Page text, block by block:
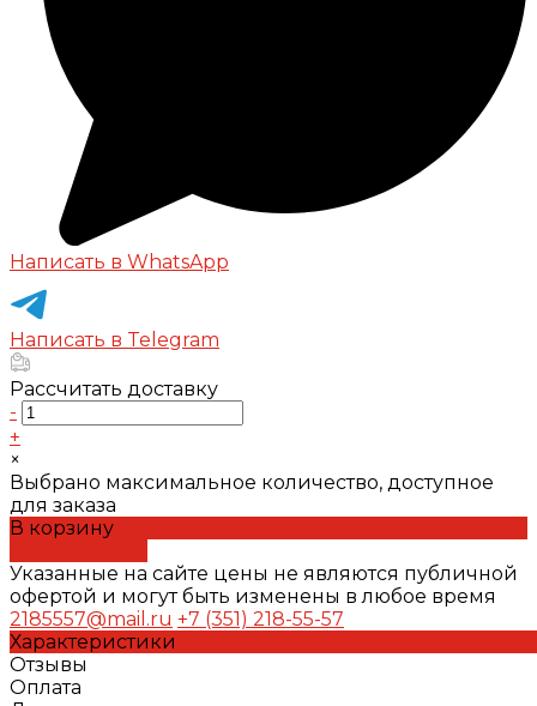
Написать в WhatsApp
Написать в Telegram
Рассчитать доставку
-
+
×
Выбрано максимальное количество, доступное
для заказа
В корзину
Указанные на сайте цены не являются публичной
офертой и могут быть изменены в любое время
2185557@mail.ru +7 (351) 218-55-57
Характеристики
Отзывы
Оплата